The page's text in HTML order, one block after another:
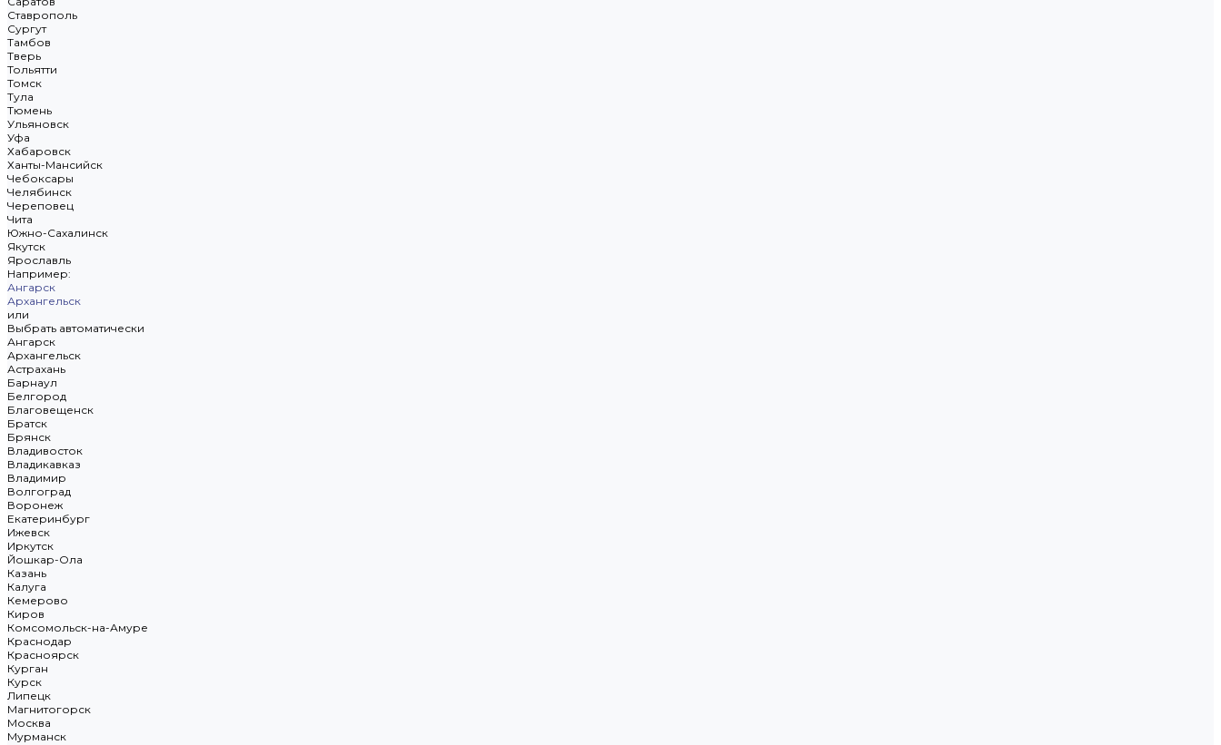
Ставрополь
Сургут
Тамбов
Тверь
Тольятти
Томск
Тула
Тюмень
Ульяновск
Уфа
Хабаровск
Ханты-Мансийск
Чебоксары
Челябинск
Череповец
Чита
Южно-Сахалинск
Якутск
Ярославль
Например:
Ангарск
Архангельск
или
Выбрать автоматически
Ангарск
Архангельск
Астрахань
Барнаул
Белгород
Благовещенск
Братск
Брянск
Владивосток
Владикавказ
Владимир
Волгоград
Воронеж
Екатеринбург
Ижевск
Иркутск
Йошкар-Ола
Казань
Калуга
Кемерово
Киров
Комсомольск-на-Амуре
Краснодар
Красноярск
Курган
Курск
Липецк
Магнитогорск
Москва
Мурманск